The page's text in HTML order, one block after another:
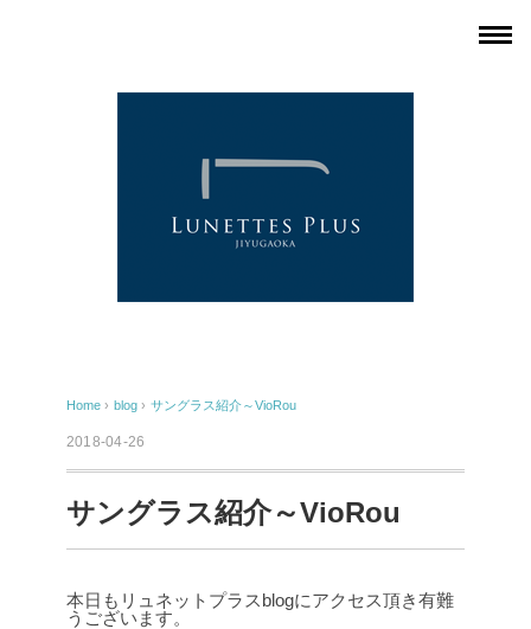
Home › blog › サングラス紹介～VioRou
2018-04-26
サングラス紹介～VioRou
本日もリュネットプラスblogにアクセス頂き有難
うございます。